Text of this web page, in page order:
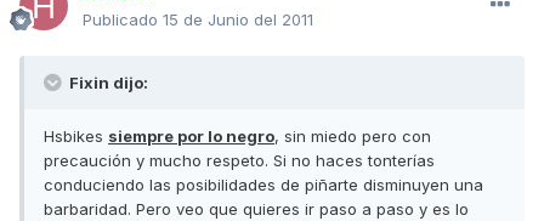
Publicado 15 de Junio del 2011
Fixin dijo:
Hsbikes siempre por lo negro, sin miedo pero con
precaución y mucho respeto. Si no haces tonterías
conduciendo las posibilidades de piñarte disminuyen una
barbaridad. Pero veo que quieres ir paso a paso y es lo